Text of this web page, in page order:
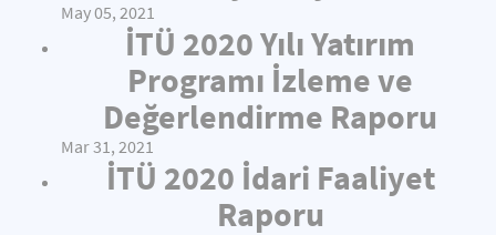
May 05, 2021
İTÜ 2020 Yılı Yatırım
Programı İzleme ve
Değerlendirme Raporu
Mar 31, 2021
İTÜ 2020 İdari Faaliyet
Raporu